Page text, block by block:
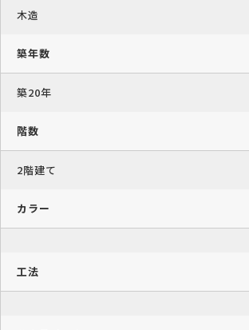
木造
築年数
築20年
階数
2階建て
カラー
工法